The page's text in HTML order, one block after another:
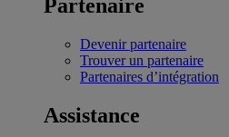
Partenaire
Devenir partenaire
Trouver un partenaire
Partenaires d’intégration
Assistance